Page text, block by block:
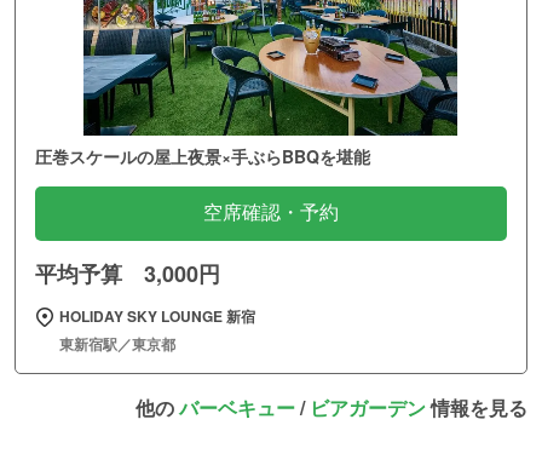
圧巻スケールの屋上夜景×手ぶらBBQを堪能
空席確認・予約
平均予算 3,000円
HOLIDAY SKY LOUNGE 新宿
東新宿駅／東京都
他のバーベキュー/ ビアガーデン情報を見る